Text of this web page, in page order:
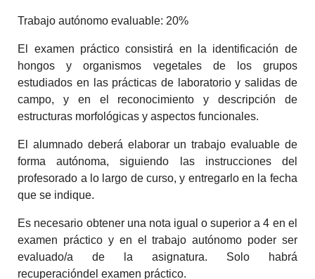
Trabajo autónomo evaluable: 20%
El examen práctico consistirá en la identificación de
hongos y organismos vegetales de los grupos
estudiados en las prácticas de laboratorio y salidas de
campo, y en el reconocimiento y descripción de
estructuras morfológicas y aspectos funcionales.
El alumnado deberá elaborar un trabajo evaluable de
forma autónoma, siguiendo las instrucciones del
profesorado a lo largo de curso, y entregarlo en la fecha
que se indique.
Es necesario obtener una nota igual o superior a 4 en el
examen práctico y en el trabajo autónomo poder ser
evaluado/a de la asignatura. Solo habrá
recuperacióndel examen práctico.